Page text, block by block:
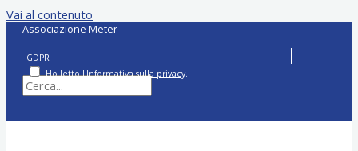
Vai al contenuto
Associazione Meter
GDPR
Ho letto l'Informativa sulla privacy.